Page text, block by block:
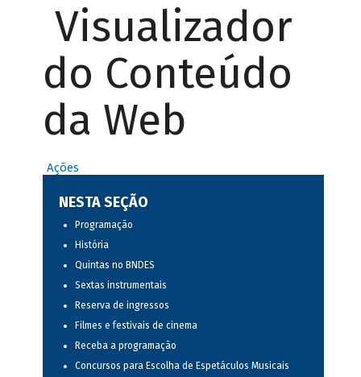
Visualizador
do Conteúdo
da Web
Ações
NESTA SEÇÃO
Programação
História
Quintas no BNDES
Sextas instrumentais
Reserva de ingressos
Filmes e festivais de cinema
Receba a programação
Concursos para Escolha de Espetáculos Musicais